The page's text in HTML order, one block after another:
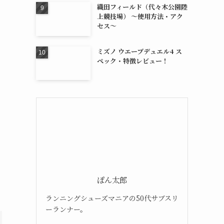
織田フィールド（代々木公園陸
上競技場） 〜使用方法・アク
セス〜
ミズノ ウエーブデュエル4 ス
ペック・特徴レビュー！
ぽん太郎
ランニングシューズマニアの50代サブスリ
ーランナー。